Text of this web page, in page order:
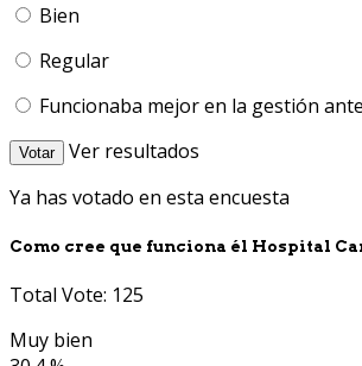
Bien
Regular
Funcionaba mejor en la gestión
Votar
Ver resultados
Ya has votado en esta encuesta
Como cree que funciona él Hospital
Total Vote: 125
Muy bien